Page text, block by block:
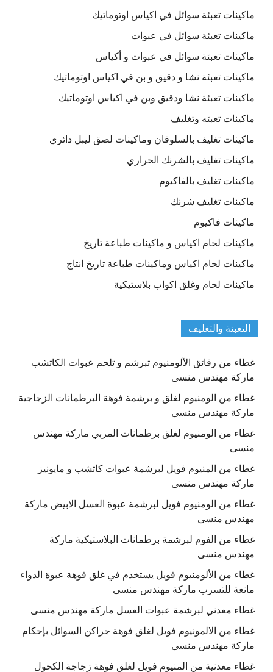
ماكينات تعبئة سوائل في اكياس اوتوماتيك
ماكينات تعبئة سوائل في عبوات
ماكينات تعبئة سوائل في عبوات و أكياس
ماكينات تعبئة نشا و دقيق و بن في اكياس اوتوماتيك
ماكينات تعبئة نشا ودقيق وبن في اكياس اوتوماتيك
ماكينات تعبئه وتغليف
ماكينات تغليف بالسلوفان وماكينات لصق ليبل دائري
ماكينات تغليف بالشرنك الحراري
ماكينات تغليف بالفاكيوم
ماكينات تغليف شرنك
ماكينات فاكيوم
ماكينات لحام اكياس و ماكينات طباعة تاريخ
ماكينات لحام اكياس وماكينات طباعة تاريخ انتاج
ماكينات لحام وغلق اكواب بلاستيكية
التعبئة والتغليف
غطاء من رقائق الألومنيوم تبرشم و تلحم عبوات الكاتشب
ماركة مهندس منسى
غطاء من الومنيوم لغلق و برشمة فوهة البرطمانات الزجاجية
ماركة مهندس منسى
غطاء من الومنيوم لغلق برطمانات المربي ماركة مهندس
منسى
غطاء من المنيوم فويل لبرشمة عبوات كاتشب و مايونيز
ماركة مهندس منسى
غطاء من الومنيوم فويل لبرشمة عبوة العسل الابيض ماركة
مهندس منسى
غطاء من الفوم لبرشمة برطمانات البلاستيكية ماركة
مهندس منسى
غطاء من الألومنيوم فويل يستخدم في غلق فوهة عبوة الدواء
مانعة للتسرب ماركة مهندس منسى
غطاء معدني لبرشمة عبوات العسل ماركة مهندس منسى
غطاء من الالمونيوم فويل لغلق فوهة جراكن السوائل بإحكام
ماركة مهندس منسى
غطاء معدنية من المنيوم فويل لغلق فوهة زجاجة الكحول